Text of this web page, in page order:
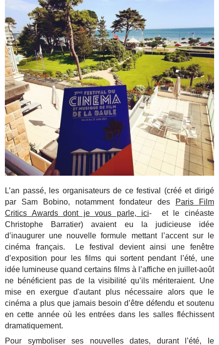
L’an passé, les organisateurs de ce festival (créé et dirigé
par Sam Bobino, notamment fondateur des
Paris Film
Critics Awards dont je vous parle, ici- et le cinéaste
Christophe Barratier) avaient eu la judicieuse idée
d’inaugurer une nouvelle formule mettant l’accent sur le
cinéma français. Le festival devient ainsi une fenêtre
d’exposition pour les films qui sortent pendant l’été, une
idée lumineuse quand certains films à l’affiche en juillet-août
ne bénéficient pas de la visibilité qu’ils mériteraient. Une
mise en exergue d'autant plus nécessaire alors que le
cinéma a plus que jamais besoin d’être défendu et soutenu
en cette année où les entrées dans les salles fléchissent
dramatiquement.
Pour symboliser ses nouvelles dates, durant l’été, le